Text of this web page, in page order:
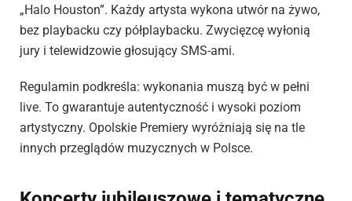
„Halo Houston”. Każdy artysta wykona utwór na żywo,
bez playbacku czy półplaybacku. Zwycięzcę wyłonią
jury i telewidzowie głosujący SMS-ami.
Regulamin podkreśla: wykonania muszą być w pełni
live. To gwarantuje autentyczność i wysoki poziom
artystyczny. Opolskie Premiery wyróżniają się na tle
innych przeglądów muzycznych w Polsce.